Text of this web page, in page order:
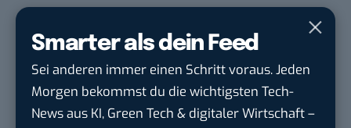
Smarter als dein Feed
Sei anderen immer einen Schritt voraus. Jeden
Morgen bekommst du die wichtigsten Tech-
News aus KI, Green Tech & digitaler Wirtschaft –
Social Media Content Creator (m/w/d)
moveUP Media GmbHinDüsseldorf